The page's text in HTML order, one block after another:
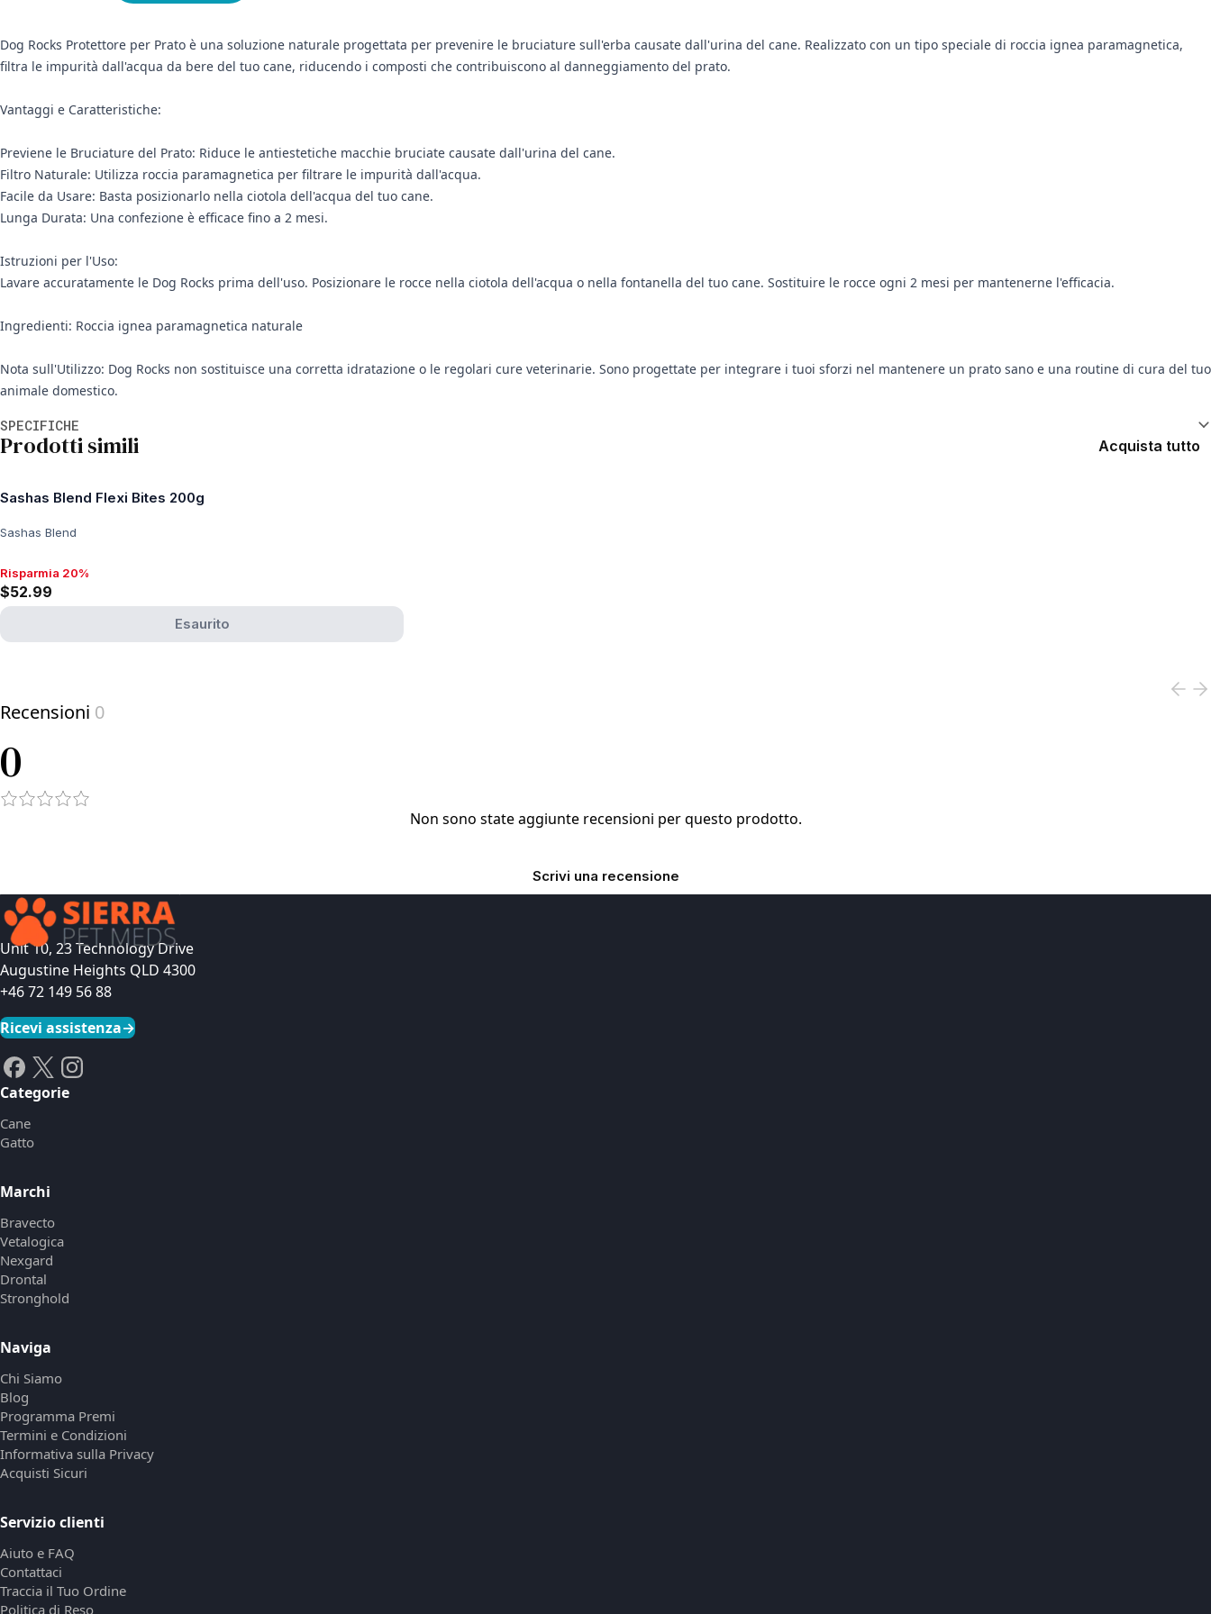
Dog Rocks Protettore per Prato è una soluzione naturale progettata per prevenire le bruciature sull'erba causate dall'urina del cane. Realizzato con un tipo speciale di roccia ignea paramagnetica,
filtra le impurità dall'acqua da bere del tuo cane, riducendo i composti che contribuiscono al danneggiamento del prato.
Vantaggi e Caratteristiche:
Previene le Bruciature del Prato: Riduce le antiestetiche macchie bruciate causate dall'urina del cane.
Filtro Naturale: Utilizza roccia paramagnetica per filtrare le impurità dall'acqua.
Facile da Usare: Basta posizionarlo nella ciotola dell'acqua del tuo cane.
Lunga Durata: Una confezione è efficace fino a 2 mesi.
Istruzioni per l'Uso:
Lavare accuratamente le Dog Rocks prima dell'uso. Posizionare le rocce nella ciotola dell'acqua o nella fontanella del tuo cane. Sostituire le rocce ogni 2 mesi per mantenerne l'efficacia.
Ingredienti: Roccia ignea paramagnetica naturale
Nota sull'Utilizzo: Dog Rocks non sostituisce una corretta idratazione o le regolari cure veterinarie. Sono progettate per integrare i tuoi sforzi nel mantenere un prato sano e una routine di cura del tuo
animale domestico.
SPECIFICHE
Prodotti simili Acquista tutto
Sashas Blend Flexi Bites 200g
Sashas Blend
Risparmia 20%, $52.99
Risparmia 20%
$52.99
Esaurito
Recensioni 0
0
Non sono state aggiunte recensioni per questo prodotto.
Scrivi una recensione
Unit 10, 23 Technology Drive
Augustine Heights QLD 4300
+46 72 149 56 88
Ricevi assistenza→
Categorie
Cane
Gatto
Marchi
Bravecto
Vetalogica
Nexgard
Drontal
Stronghold
Naviga
Chi Siamo
Blog
Programma Premi
Termini e Condizioni
Informativa sulla Privacy
Acquisti Sicuri
Servizio clienti
Aiuto e FAQ
Contattaci
Traccia il Tuo Ordine
Politica di Reso